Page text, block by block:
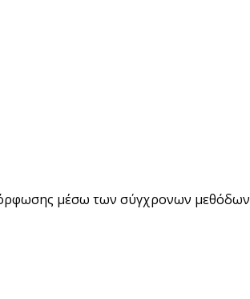
μέσω των σύγχρονων μεθόδων